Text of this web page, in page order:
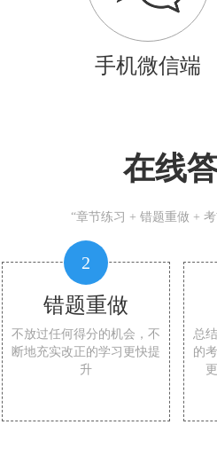
手机微信端
在线
“章节练习 + 错题重做 +
2
错题重做
不放过任何得分的机会，不
断地充实改正的学习更快提
升
总
的